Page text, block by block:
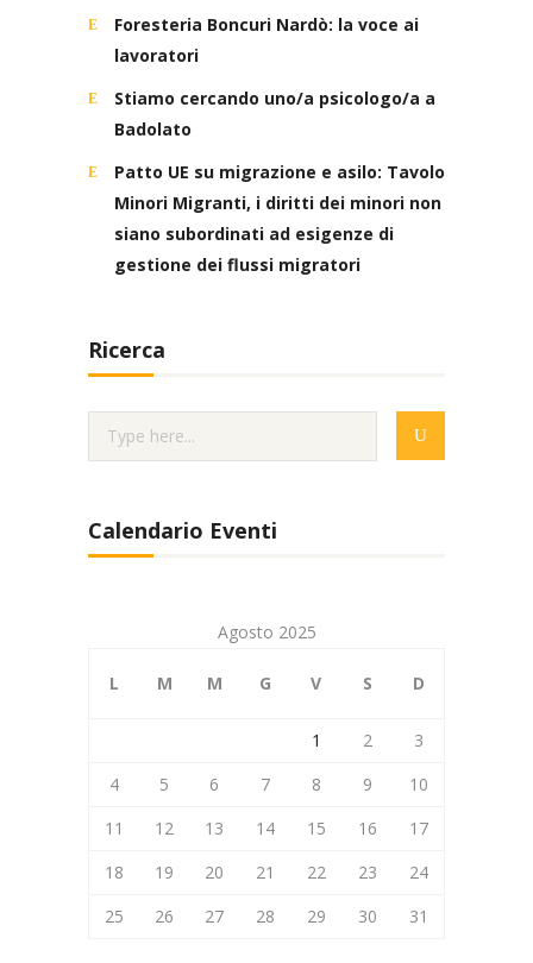
Foresteria Boncuri Nardò: la voce ai
lavoratori
Stiamo cercando uno/a psicologo/a a
Badolato
Patto UE su migrazione e asilo: Tavolo
Minori Migranti, i diritti dei minori non
siano subordinati ad esigenze di
gestione dei flussi migratori
Ricerca
Calendario Eventi
Agosto 2025
L M M G V S D
1 2
3
4
5 6 7 8 9
10
11
12 13 14 15 16
17
18
19 20 21 22 23
24
25
26 27 28 29 30 31